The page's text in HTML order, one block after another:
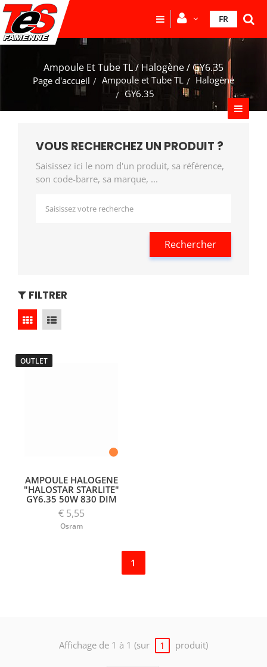
FR
Ampoule Et Tube TL / Halogène / GY6.35
Page d'accueil Ampoule et Tube TL
Halogène
GY6.35
VOUS RECHERCHEZ UN PRODUIT ?
Saisissez ici le nom d'un produit, sa référence,
son code-barre, sa marque, ...
Rechercher
FILTRER
OUTLET
AMPOULE HALOGENE
"HALOSTAR STARLITE"
GY6.35 50W 830 DIM
€ 5,55
Osram
1
Affichage de 1 à 1 (sur 1 produit)